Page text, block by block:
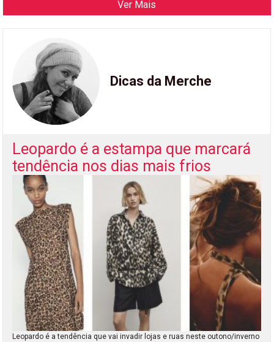
Ver Mais
Dicas da Merche
Leopardo é a estampa que marcará
tendência nos dias mais frios
Leopardo é a tendência que vai invadir lojas e ruas neste outono/inverno